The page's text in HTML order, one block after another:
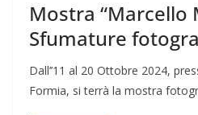
Mostra “Marcello
Sfumature
Dall’’11 al 20 Ottobre 2024,
Formia, si terrà la mostra